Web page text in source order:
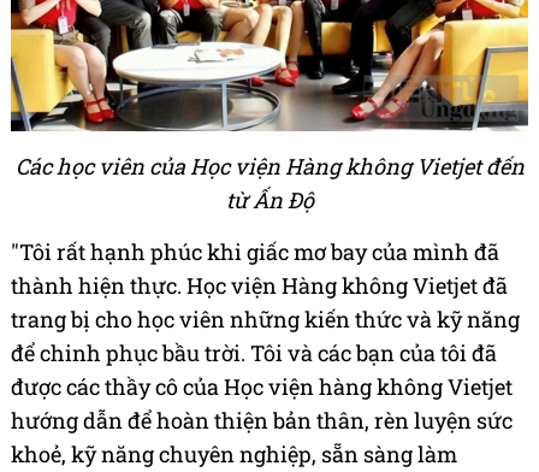
Các học viên của Học viện Hàng không Vietjet đến
từ Ấn Độ
"Tôi rất hạnh phúc khi giấc mơ bay của mình đã
thành hiện thực. Học viện Hàng không Vietjet đã
trang bị cho học viên những kiến thức và kỹ năng
để chinh phục bầu trời. Tôi và các bạn của tôi đã
được các thầy cô của Học viện hàng không Vietjet
hướng dẫn để hoàn thiện bản thân, rèn luyện sức
khoẻ, kỹ năng chuyên nghiệp, sẵn sàng làm